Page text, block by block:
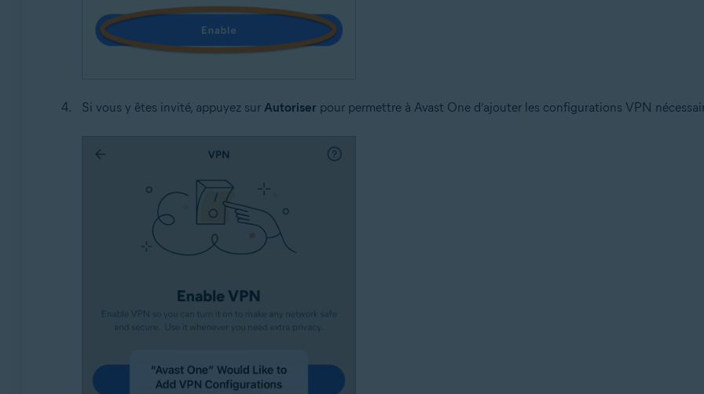
Si vous y êtes invité, appuyez sur Autoriser pour permettre à Avast One d’ajouter les configurations VPN